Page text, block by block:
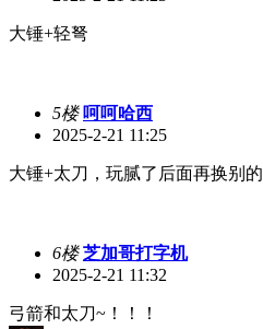
大锤+轻弩
5楼 呵呵哈西
2025-2-21 11:25
大锤+太刀，玩腻了后面再换别的
6楼 芝加哥打字机
2025-2-21 11:32
弓箭和太刀~！！！